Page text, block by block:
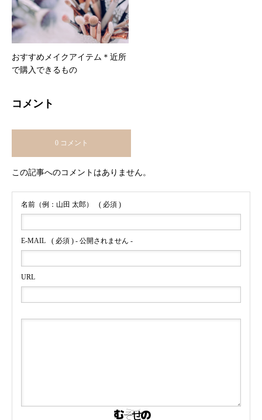
おすすめメイクアイテム＊近所
で購入できるもの
コメント
0 コメント
この記事へのコメントはありません。
名前（例：山田 太郎） ( 必須 )
E-MAIL ( 必須 ) - 公開されません -
URL